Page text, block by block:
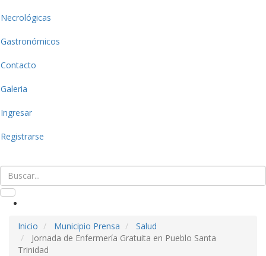
Necrológicas
Gastronómicos
Contacto
Galeria
Ingresar
Registrarse
Inicio Municipio Prensa
Salud
Jornada de Enfermería Gratuita en Pueblo Santa
Trinidad